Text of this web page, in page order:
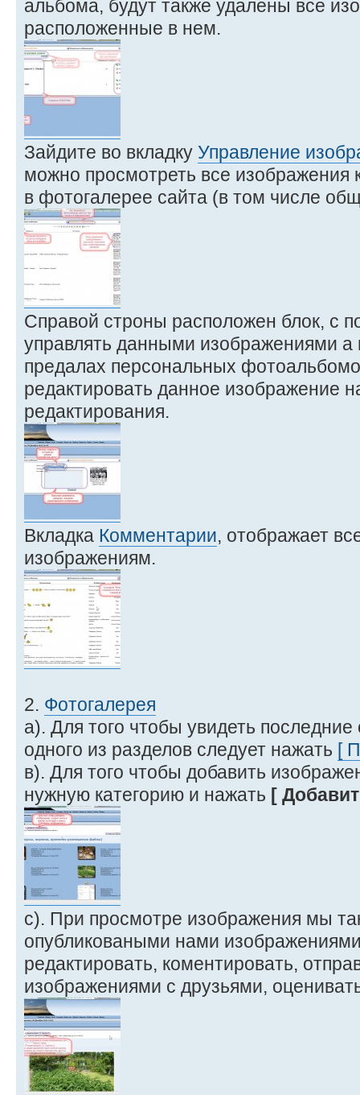
альбома, будут также удалены все
расположенные в нем.
Зайдите во вкладку Управление
можно просмотреть все изображения
в фотогалерее сайта (в том числе
Справой строны расположен блок, с
управлять данными изображениями
предалах персональных
редактировать данное изображение
редактирования.
Вкладка Комментарии, отображает
изображениям.
2. Фотогалерея
а). Для того чтобы увидеть
одного из разделов следует нажать [
в). Для того чтобы добавить
нужную категорию и нажать [
с). При просмотре изображения мы
опубликоваными нами
редактировать, коментировать,
изображениями с друзьями,